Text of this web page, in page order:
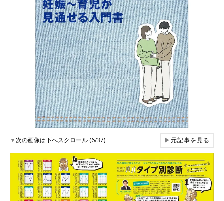
▼次の画像は下へスクロール (6/37) ▶元記事を見る